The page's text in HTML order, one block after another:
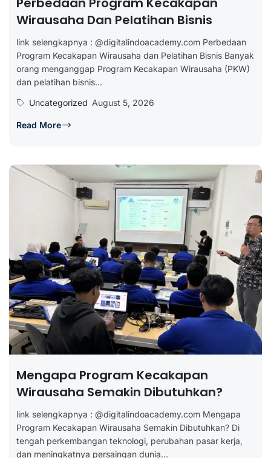
Wirausaha Dan Pelatihan Bisnis
link selengkapnya : @digitalindoacademy.com Perbedaan
Program Kecakapan Wirausaha dan Pelatihan Bisnis Banyak
orang menganggap Program Kecakapan Wirausaha (PKW)
dan pelatihan bisnis...
Uncategorized August 5, 2026
Read More
Mengapa Program Kecakapan
Wirausaha Semakin Dibutuhkan?
link selengkapnya : @digitalindoacademy.com Mengapa
Program Kecakapan Wirausaha Semakin Dibutuhkan? Di
tengah perkembangan teknologi, perubahan pasar kerja,
dan meningkatnya persaingan dunia...